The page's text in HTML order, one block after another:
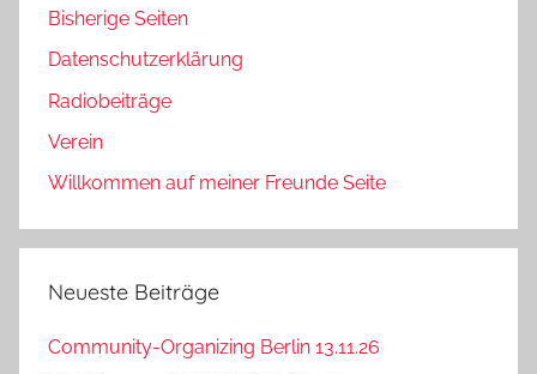
Bisherige Seiten
Datenschutzerklärung
Radiobeiträge
Verein
Willkommen auf meiner Freunde Seite
Neueste Beiträge
Community-Organizing Berlin 13.11.26